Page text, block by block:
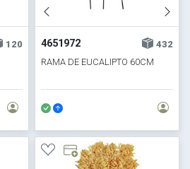
120
4651972
432
RAMA DE EUCALIPTO 60CM